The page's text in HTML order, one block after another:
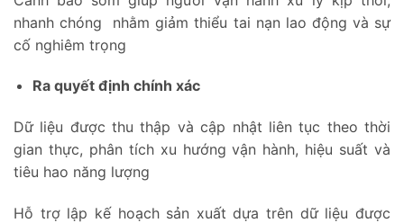
nhanh chóng nhằm giảm thiểu tai nạn lao động và sự
cố nghiêm trọng
Ra quyết định chính xác
Dữ liệu được thu thập và cập nhật liên tục theo thời
gian thực, phân tích xu hướng vận hành, hiệu suất và
tiêu hao năng lượng
Hỗ trợ lập kế hoạch sản xuất dựa trên dữ liệu được